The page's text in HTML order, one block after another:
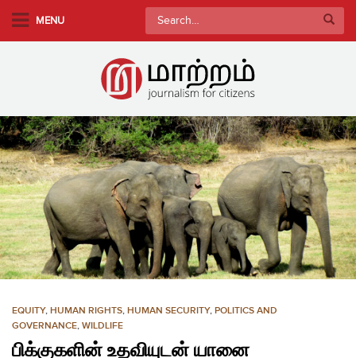
m
a
i
n
c
o
n
t
MENU
Search
for:
EQUITY, HUMAN RIGHTS, HUMAN SECURITY, POLITICS AND
GOVERNANCE, WILDLIFE
பிக்குகளின் உதவியுடன் யானை